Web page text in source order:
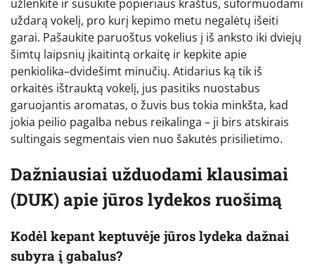
užlenkite ir susukite popieriaus kraštus, suformuodami
uždarą vokelį, pro kurį kepimo metu negalėtų išeiti
garai. Pašaukite paruoštus vokelius į iš anksto iki dviejų
šimtų laipsnių įkaitintą orkaitę ir kepkite apie
penkiolika–dvidešimt minučių. Atidarius ką tik iš
orkaitės ištrauktą vokelį, jus pasitiks nuostabus
garuojantis aromatas, o žuvis bus tokia minkšta, kad
jokia peilio pagalba nebus reikalinga – ji birs atskirais
sultingais segmentais vien nuo šakutės prisilietimo.
Dažniausiai užduodami klausimai
(DUK) apie jūros lydekos ruošimą
Kodėl kepant keptuvėje jūros lydeka dažnai
subyra į gabalus?